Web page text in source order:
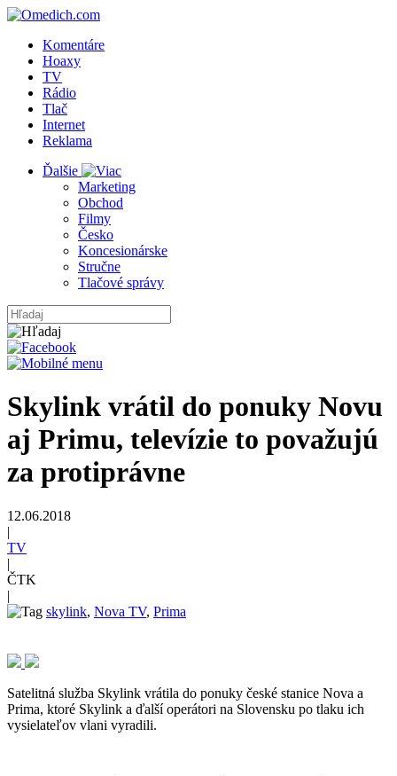
Komentáre
Hoaxy
TV
Rádio
Tlač
Internet
Reklama
Ďalšie
Marketing
Obchod
Filmy
Česko
Koncesionárske
Stručne
Tlačové správy
Skylink vrátil do ponuky Novu
aj Primu, televízie to považujú
za protiprávne
12.06.2018
|
TV
|
ČTK
|
skylink, Nova TV, Prima
Satelitná služba Skylink vrátila do ponuky české stanice Nova a
Prima, ktoré Skylink a ďalší operátori na Slovensku po tlaku ich
vysielateľov vlani vyradili.